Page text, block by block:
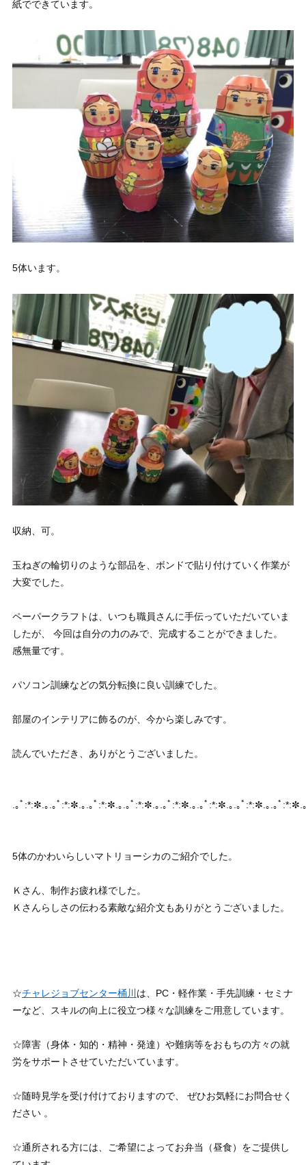
紙でできています。
5体います。
収納、可。
玉ねぎの輪切りのような部品を、ボンドで貼り付けていく作業が
大変でした。
ペーパークラフトは、いつも職員さんに手伝っていただいていま
したが、 今回は自分の力のみで、完成することができました。
感無量です。
パソコン訓練などの気分転換に良い訓練でした。
部屋のインテリアに飾るのが、今から楽しみです。
読んでいただき、ありがとうございました。
.｡ﾟ:*:✼.｡.｡ﾟ:*:✼.｡.｡ﾟ:*:✼.｡.｡ﾟ:*:✼.｡.｡ﾟ:*:✼.｡.｡ﾟ:*:✼.｡.｡ﾟ:*:✼.｡.｡ﾟ:*:✼.
5体のかわいらしいマトリョーシカのご紹介でした。
Ｋさん、制作お疲れ様でした。
Ｋさんらしさの伝わる素敵な紹介文もありがとうございました。
☆チャレジョブセンター桶川 は、PC・軽作業・手先訓練・セミナ
ーなど、スキルの向上に役立つ様々な訓練をご用意しています。
☆障害（身体・知的・精神・発達）や難病等をおもちの方々の就
労をサポートさせていただいています。
☆随時見学を受け付けておりますので、 ぜひお気軽にお問合せく
ださい 。
☆通所される方には、ご希望によってお弁当（昼食）をご提供し